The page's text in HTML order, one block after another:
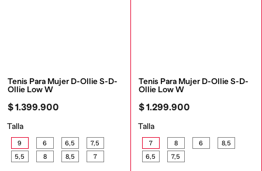
Tenis Para Mujer D-Ollie S-D-
Ollie Low W
$1.399.900
Talla
9 6 6,5
7,5
5,5
8 8,5 7
Tenis Para Mujer D-Ollie S-D-
Ollie Low W
$1.299.900
Talla
7 8 6
8,5
6,5
7,5